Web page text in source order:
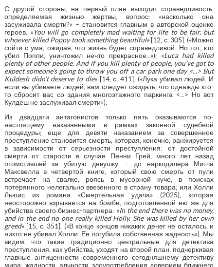
С другой стороны, на первый план выходит справедливость,
определяемая жизнью жертвы, вопрос: «насколько она
засуживала смерти?» – становится главным в авторской оценке
героев: «You will go completely mad waiting for life to be fair, but
whoever killed Poppy took something beautiful» [12, с. 305]. («Можно
сойти с ума, ожидая, что жизнь будет справедливой. Но тот, кто
убил Поппи, уничтожил нечто прекрасное...»); «Luca had killed
plenty of other people. And if you kill plenty of people, you’ve got to
expect someone’s going to throw you off a car park one day <...> But
Kuldesh didn’t deserve to die» [14, с. 411]. («Лука убивал людей. И
если вы убиваете людей, вам следует ожидать, что однажды кто-
то сбросит вас со здания многоэтажного паркинга <...> Но вот
Кулдеш не заслуживал смерти»).
Из двадцати антагонистов только пять оказываются по-
настоящему наказанными в рамках законной судебной
процедуры; еще для девяти наказанием за совершенное
преступление становится смерть, которая, конечно, ранжируется
в зависимости от серьезности преступления: от достойной
смерти от старости в случае Пенни Грей, много лет назад
отомстившей за убитую девушку, – до наркодилера Митча
Максвелла в четвертой книге, который свою смерть от пули
встречает на свалке, роясь в мусорной куче, в поисках
потерянного нелегально ввезенного в страну товара; или Холли
Льюис из романа «Смертельная удача» (2025), которая
неосторожно взрывается на бомбе, подготовленной ею же для
убийства своего бизнес-партнера: «In the end there was no money,
and in the end no one really killed Holly. She was killed by her own
greed» [15, с. 351]. («В конце концов никаких денег не осталось, и
никто не убивал Холли. Ее погубила собственная жадность»). Мы
видим, что такие традиционно центральные для детектива
преступления, как убийства, уходят на второй план, подчеркивая
главные антиценности современного сегодняшнему детективу
мира: жадности, алчности, злоупотребления доверием ближнего